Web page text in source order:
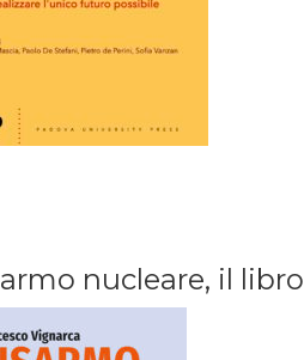
nucleare, il libro